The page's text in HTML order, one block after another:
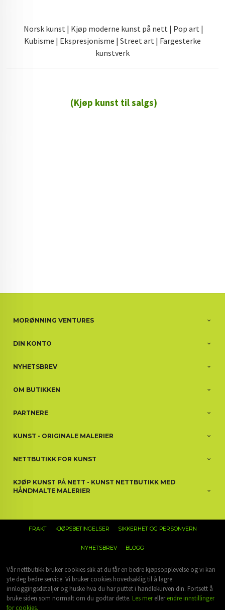
Norsk kunst | Kjøp moderne kunst på nett | Pop art |
Kubisme | Ekspresjonisme | Street art | Fargesterke
kunstverk
(Kjøp kunst til salgs)
MORØNNING VENTURES
DIN KONTO
NYHETSBREV
OM BUTIKKEN
PARTNERE
KUNST - ORIGINALE MALERIER
NETTBUTIKK FOR KUNST
KJØP KUNST PÅ NETT - KUNST NETTBUTIKK MED
HÅNDMALTE MALERIER
FRAKT KJØPSBETINGELSER SIKKERHET OG PERSONVERN
NYHETSBREV BLOGG
Vår nettbutikk bruker cookies slik at du får en bedre kjøpsopplevelse og vi kan
yte deg bedre service. Vi bruker cookies hovedsaklig til å lagre
innloggingsdetaljer og huske hva du har puttet i handlekurven din. Fortsett å
bruke siden som normalt om du godtar dette. Les merellerendre innstillinger
for cookies.